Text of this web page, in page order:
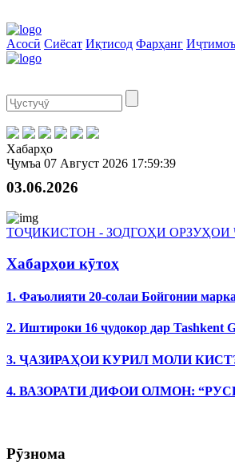
Асосӣ Сиёсат Иқтисод Фарҳанг Иҷтимоъ
Хабарҳо
Ҷумъа 07 Август 2026 17:59:39
03.06.2026
ТОҶИКИСТОН - ЗОДГОҲИ ОРЗУҲОИ
Хабарҳои кӯтоҳ
1. Фаъолияти 20-солаи Бойгонии
2. Иштироки 16 ҷудокор дар Tashkent
3. ҶАЗИРАҲОИ КУРИЛ МОЛИ
4. ВАЗОРАТИ ДИФОИ ОЛМОН:
Рӯзнома